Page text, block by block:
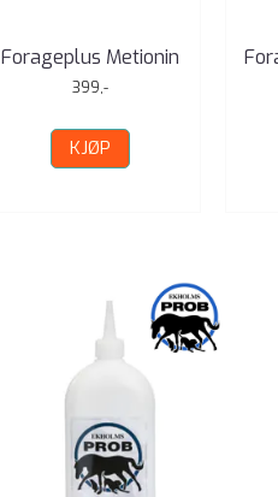
Forageplus Metionin
399,-
KJØP